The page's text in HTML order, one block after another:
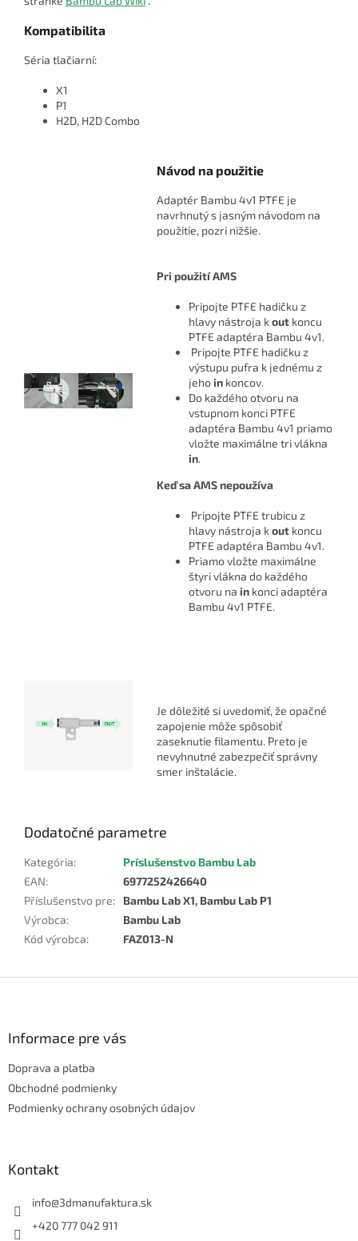
Kompatibilita
Séria tlačiarní:
X1
P1
H2D, H2D Combo
Návod na použitie
Adaptér Bambu 4v1 PTFE je
navrhnutý s jasným návodom na
použitie, pozri nižšie.
Pri použití AMS
Pripojte PTFE hadičku z
hlavy nástroja koutkoncu
PTFE adaptéra Bambu 4v1.
Pripojte PTFE hadičku z
výstupu pufra k jednému z
jeho in koncov.
Do každého otvoru na
vstupnom konci PTFE
adaptéra Bambu 4v1 priamo
vložte maximálne tri vlákna
in.
Keď sa AMS nepoužíva
Pripojte PTFE trubicu z
hlavy nástroja koutkoncu
PTFE adaptéra Bambu 4v1.
Priamo vložte maximálne
štyri vlákna do každého
otvoru na in konci adaptéra
Bambu 4v1 PTFE.
Je dôležité si uvedomiť, že opačné
zapojenie môže spôsobiť
zaseknutie filamentu. Preto je
nevyhnutné zabezpečiť správny
smer inštalácie.
Dodatočné parametre
Kategória:
Príslušenstvo Bambu Lab
EAN:
6977252426640
Příslušenstvo pre:
Bambu Lab X1, Bambu Lab P1
Výrobca:
Bambu Lab
Kód výrobca: FAZ013-N
Informace pre vás
Doprava a platba
Obchodné podmienky
Podmienky ochrany osobných údajov
Kontakt
info@3dmanufaktura.sk
+420 777 042 911